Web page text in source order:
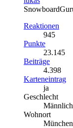
Reaktionen
945
Punkte
23.145
Beiträge
4.398
Karteneintrag
ja
Geschlecht
Männlich
Wohnort